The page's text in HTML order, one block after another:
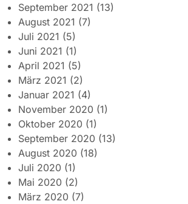
September 2021 (13)
August 2021 (7)
Juli 2021 (5)
Juni 2021 (1)
April 2021 (5)
März 2021 (2)
Januar 2021 (4)
November 2020 (1)
Oktober 2020 (1)
September 2020 (13)
August 2020 (18)
Juli 2020 (1)
Mai 2020 (2)
März 2020 (7)